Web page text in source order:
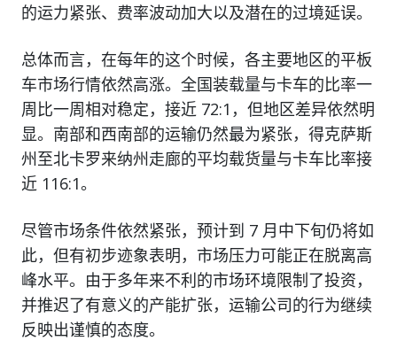
的运力紧张、费率波动加大以及潜在的过境延误。
总体而言，在每年的这个时候，各主要地区的平板
车市场行情依然高涨。全国装载量与卡车的比率一
周比一周相对稳定，接近 72:1，但地区差异依然明
显。南部和西南部的运输仍然最为紧张，得克萨斯
州至北卡罗来纳州走廊的平均载货量与卡车比率接
近 116:1。
尽管市场条件依然紧张，预计到 7 月中下旬仍将如
此，但有初步迹象表明，市场压力可能正在脱离高
峰水平。由于多年来不利的市场环境限制了投资，
并推迟了有意义的产能扩张，运输公司的行为继续
反映出谨慎的态度。